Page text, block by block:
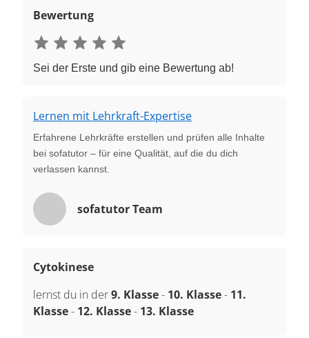
Bewertung
Sei der Erste und gib eine Bewertung ab!
Lernen mit Lehrkraft-Expertise
Erfahrene Lehrkräfte erstellen und prüfen alle Inhalte
bei sofatutor – für eine Qualität, auf die du dich
verlassen kannst.
sofatutor Team
Cytokinese
lernst du in der9. Klasse- 10. Klasse- 11.
Klasse- 12. Klasse- 13. Klasse